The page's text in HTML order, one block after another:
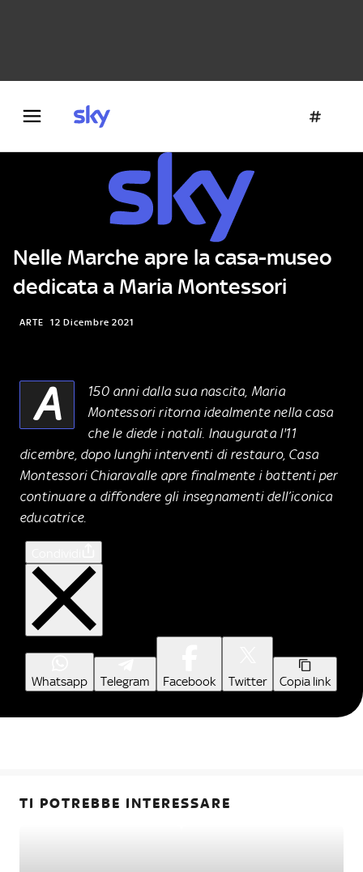
Nelle Marche apre la casa-museo
dedicata a Maria Montessori
ARTE 12 Dicembre 2021
A
150 anni dalla sua nascita, Maria
Montessori ritorna idealmente nella casa
che le diede i natali. Inaugurata l'11
dicembre, dopo lunghi interventi di restauro, Casa
Montessori Chiaravalle apre finalmente i battenti per
continuare a diffondere gli insegnamenti dell’iconica
educatrice.
Whatsapp Telegram Facebook Twitter Copia link
TI POTREBBE INTERESSARE